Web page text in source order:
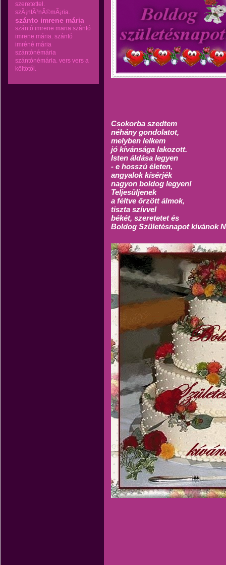
szeretettel.
szÃ¡ntÃ³nÃ©mÃ¡ria.
szánto imrene mária
szántó imrene maria szántó
imrene mária. szántó
imréné mária
szántónémária
szántónémária. vers vers a
költötől.
Csokorba szedtem
néhány gondolatot,
melyben lelkem
jó kívánsága lakozott.
Isten áldása legyen
- e hosszú életen,
angyalok kísérjék
nagyon boldog legyen!
Teljesüljenek
a féltve őrzött álmok,
tiszta szívvel
békét, szeretetet és
Boldog Születésnapot kívánok